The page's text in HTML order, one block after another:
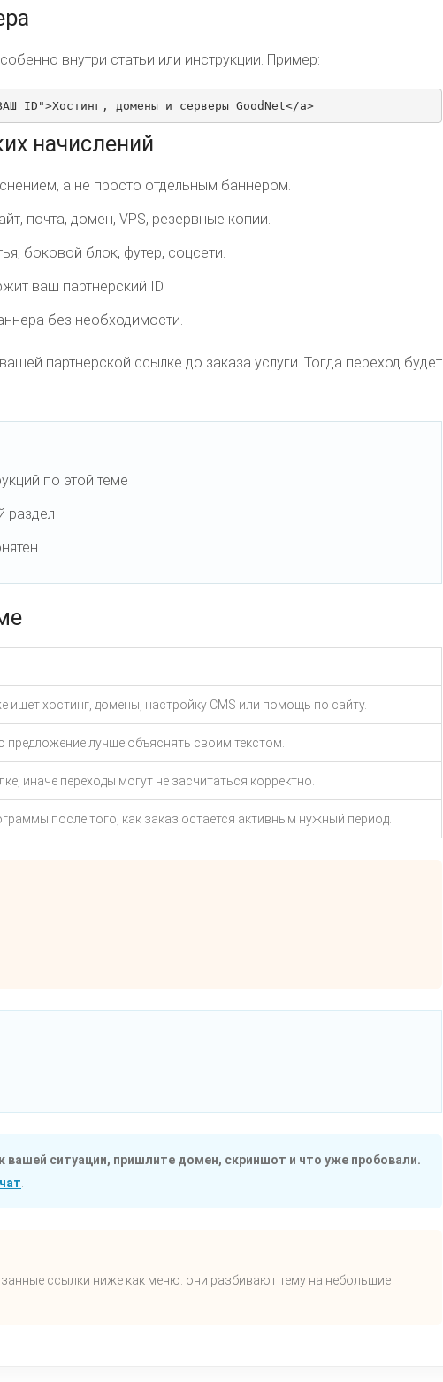
внутри статьи или инструкции. Пример:
домены и серверы GoodNet</a>
начислений
а не просто отдельным баннером.
почта, домен, VPS, резервные копии.
боковой блок, футер, соцсети.
ваш партнерский ID.
без необходимости.
партнерской ссылке до заказа услуги. Тогда переход будет
по этой теме
раздел
ищет хостинг, домены, настройку CMS или помощь по сайту.
предложение лучше объяснять своим текстом.
иначе переходы могут не засчитаться корректно.
после того, как заказ остается активным нужный период.
вашей ситуации, пришлите домен, скриншот и что уже пробовали.
.
ссылки ниже как меню: они разбивают тему на небольшие